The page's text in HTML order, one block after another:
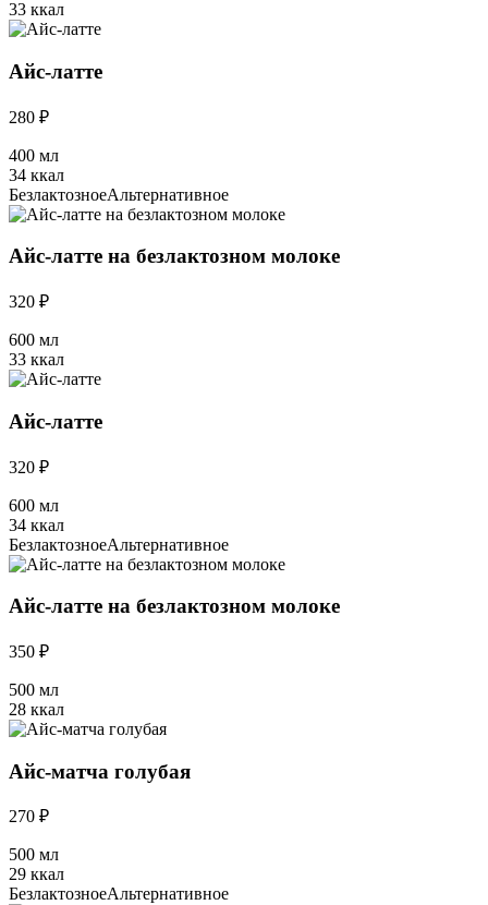
33 ккал
Айс-латте
280 ₽
400 мл
34 ккал
БезлактозноеАльтернативное
Айс-латте на безлактозном молоке
320 ₽
600 мл
33 ккал
Айс-латте
320 ₽
600 мл
34 ккал
БезлактозноеАльтернативное
Айс-латте на безлактозном молоке
350 ₽
500 мл
28 ккал
Айс-матча голубая
270 ₽
500 мл
29 ккал
БезлактозноеАльтернативное